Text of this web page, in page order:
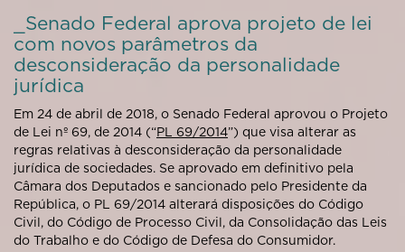
_Senado Federal aprova projeto de lei
com novos parâmetros da
desconsideração da personalidade
jurídica
Em 24 de abril de 2018, o Senado Federal aprovou o Projeto
de Lei nº 69, de 2014 (“PL 69/2014”) que visa alterar as
regras relativas à desconsideração da personalidade
jurídica de sociedades. Se aprovado em definitivo pela
Câmara dos Deputados e sancionado pelo Presidente da
República, o PL 69/2014 alterará disposições do Código
Civil, do Código de Processo Civil, da Consolidação das Leis
do Trabalho e do Código de Defesa do Consumidor.